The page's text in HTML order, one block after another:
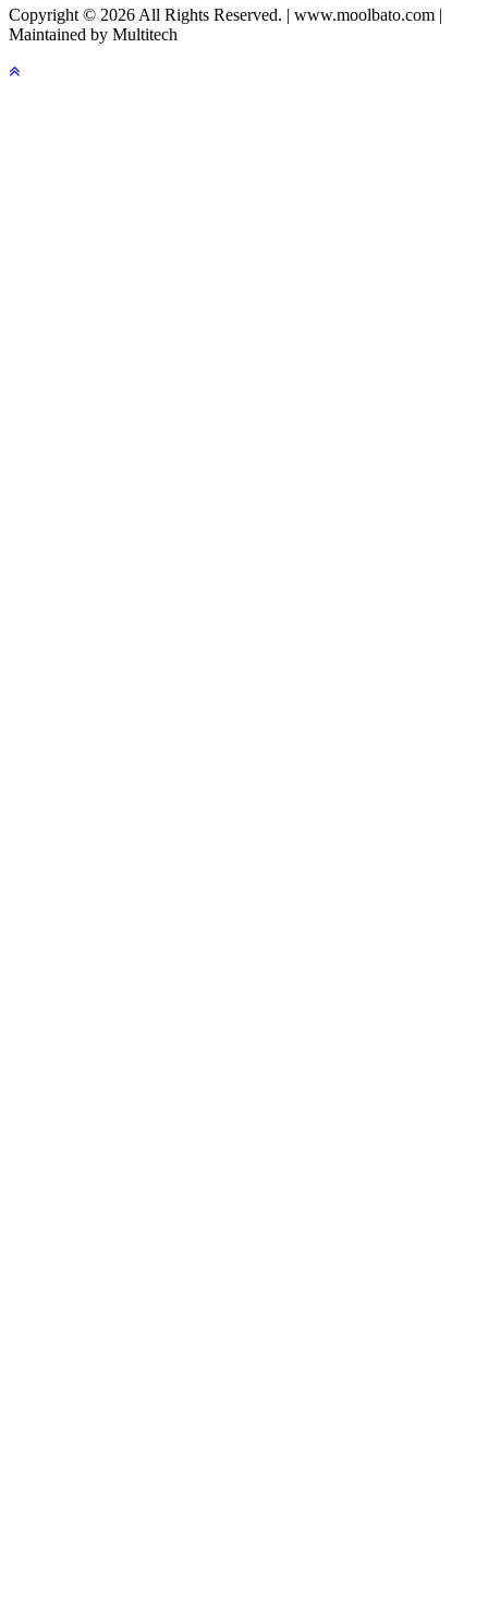
Copyright © 2026 All Rights Reserved. | www.moolbato.com |
Maintained by Multitech